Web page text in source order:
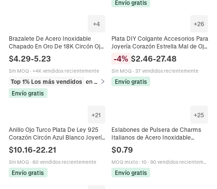
Envío gratis
+4
Brazalete De Acero Inoxidable
Chapado En Oro De 18K Circón Ojo
Turco Corte Esmeralda Joyería De
Lujo Para Mujer
$4.29-5.23
Sin MOQ · +4K vendidos recientemente
Top 1% Los más vendidos
en Pulseras
Envío gratis
+26
Plata DIY Colgante Accesorios Para
Joyería Corazón Estrella Mal de Ojo
Charms Strass Incrustado
Bohemio Mujer Joyería
-4% $2.46-27.48
Sin MOQ · 37 vendidos recientemente
Envío gratis
+21
Anillo Ojo Turco Plata De Ley 925
Corazón Circón Azul Blanco Joyería
De Moda Minimalista Para Mujer
Amuleto De Protección
$10.16-22.21
Sin MOQ · 60 vendidos recientemente
Envío gratis
+25
Eslabones de Pulsera de Charms
Italianos de Acero Inoxidable
Charms de Joyería Modular DIY
Corazón Flor Cruz Mal de Ojo Fresa
Eslabón para Hacer Pulseras
Mujeres Accesorios
$0.79
MOQ mixto: 10 · 90 vendidos recientemente
Envío gratis